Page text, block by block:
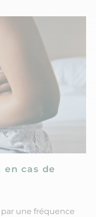
cas de
une fréquence